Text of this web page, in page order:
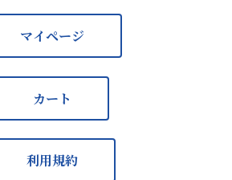
マイページ
カート
利用規約